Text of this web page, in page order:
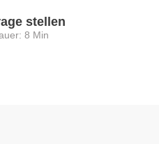
stellen
8 Min